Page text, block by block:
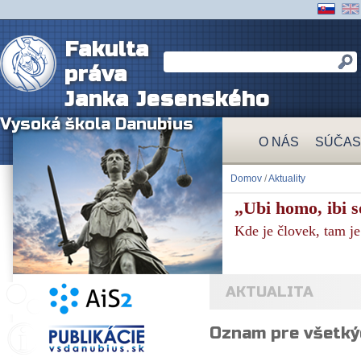
Fakulta
práva
Janka Jesenského
Vysoká škola Danubius
O NÁS
Domov /Aktuality
„Ubi homo, ibi
Kde je človek, tam
AKTUALITA
Oznam pre